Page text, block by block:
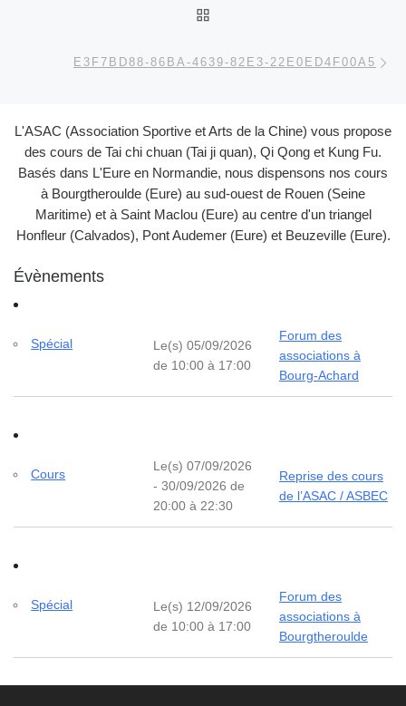
E3F7BD88-86BA-4639-82E3-22E0ED4F00A5
L'ASAC (Association Sportive et Arts de la Chine) vous propose
des cours de Tai chi chuan (Tai ji quan), Qi Qong et Kung Fu.
Basés dans L'Eure en Normandie, nous dispensons nos cours
à Bourgtheroulde (Eure) au sud-ouest de Rouen (Seine
Maritime) et à Saint Maclou (Eure) au centre d'un triangel
Honfleur (Calvados), Pont Audemer (Eure) et Beuzeville (Eure).
Évènements
Spécial
Le(s) 05/09/2026
de 10:00 à 17:00
Forum des
associations à
Bourg-Achard
Cours
Le(s) 07/09/2026
- 30/09/2026 de
20:00 à 22:30
Reprise des cours
de l’ASAC / ASBEC
Spécial
Le(s) 12/09/2026
de 10:00 à 17:00
Forum des
associations à
Bourgtheroulde